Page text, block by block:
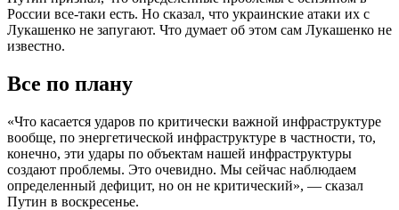
России все-таки есть. Но сказал, что украинские атаки их с
Лукашенко не запугают. Что думает об этом сам Лукашенко не
известно.
Все по плану
«Что касается ударов по критически важной инфраструктуре
вообще, по энергетической инфраструктуре в частности, то,
конечно, эти удары по объектам нашей инфраструктуры
создают проблемы. ​Это очевидно. Мы сейчас наблюдаем ​
определенный дефицит, но он ​не критический», — сказал
Путин в воскресенье.